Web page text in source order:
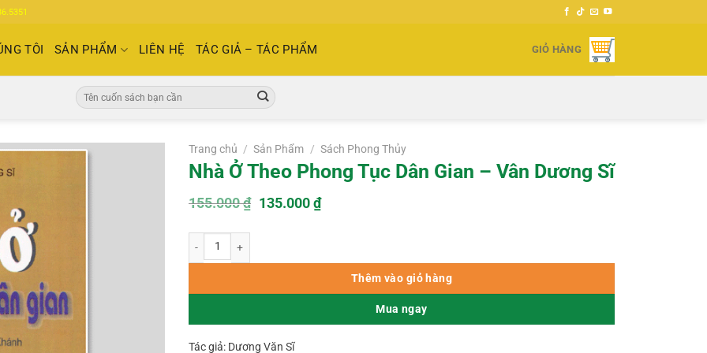
TÔI SẢN PHẨM LIÊN HỆ TÁC GIẢ – TÁC PHẨM GIỎ HÀNG
Tìm
kiếm:
Trang chủ / Sản Phẩm / Sách Phong Thủy
Nhà Ở Theo Phong Tục Dân Gian – Vân Dương Sĩ
155.000₫ Giá
135.000₫Giá
135.000 ₫.
Thêm vào giỏ hàng
Mua ngay
Tác giả: Dương Văn Sĩ